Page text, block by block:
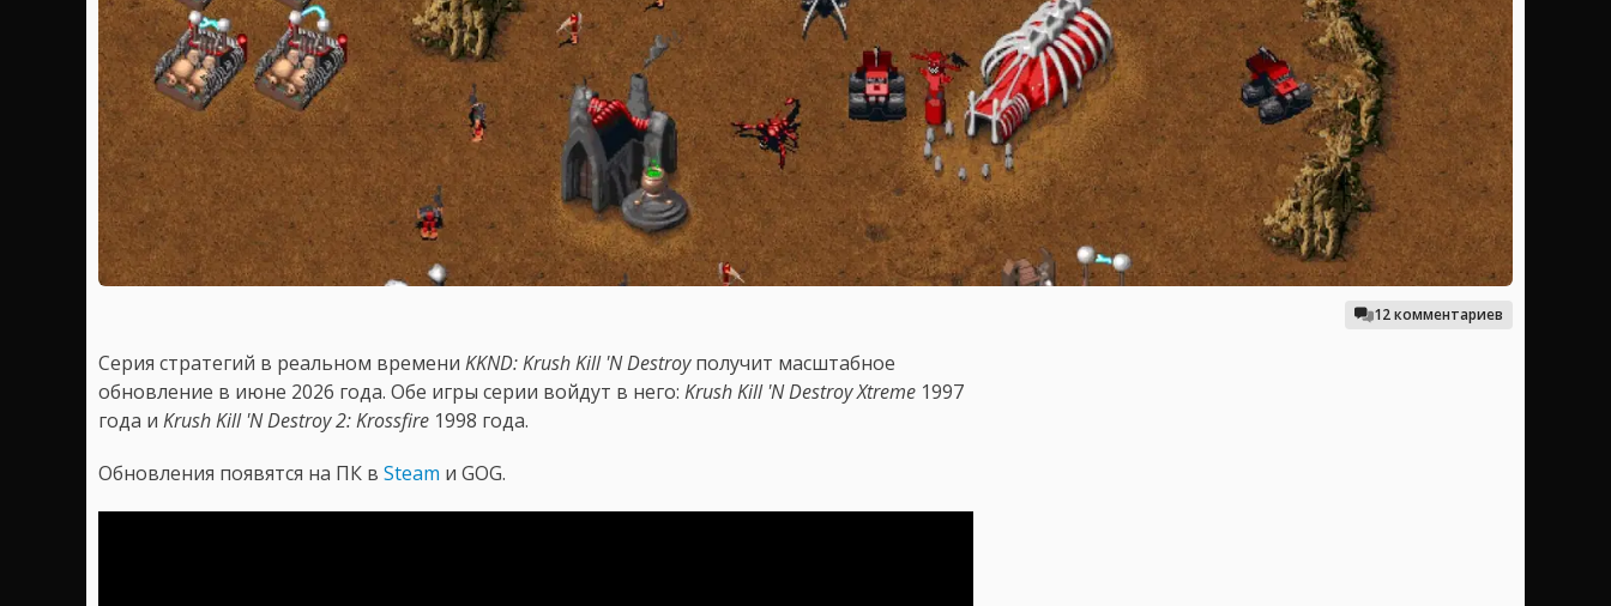
12 комментариев
Серия стратегий в реальном времени KKND: Krush Kill 'N Destroyполучит масштабное
обновление в июне 2026 года. Обе игры серии войдут в него: Krush Kill 'N Destroy Xtreme 1997
года и Krush Kill 'N Destroy 2: Krossfire 1998 года.
Обновления появятся на ПК в Steam и GOG.